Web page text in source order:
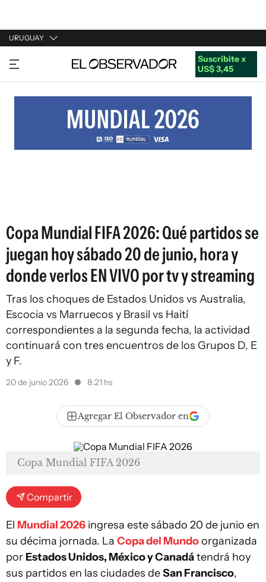
URUGUAY
URUGUAY
ARGENTINA
ESTADOS UNIDOS
Suscribite x
US$ 3,45
Copa Mundial FIFA 2026: Qué partidos se
juegan hoy sábado 20 de junio, hora y
donde verlos EN VIVO por tv y streaming
Tras los choques de Estados Unidos vs Australia,
Escocia vs Marruecos y Brasil vs Haití
correspondientes a la segunda fecha, la actividad
continuará con tres encuentros de los Grupos D, E
y F.
20 de junio 2026 8:21 hs
Agregar El Observador en
Copa Mundial FIFA 2026
Compartir
El Mundial 2026 ingresa este sábado 20 de junio en
su décima jornada. La Copa del Mundoorganizada
por Estados Unidos, México y Canadátendrá hoy
sus partidos en las ciudades deSan Francisco,